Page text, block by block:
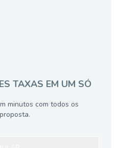
TAXAS EM UM SÓ
minutos com todos os